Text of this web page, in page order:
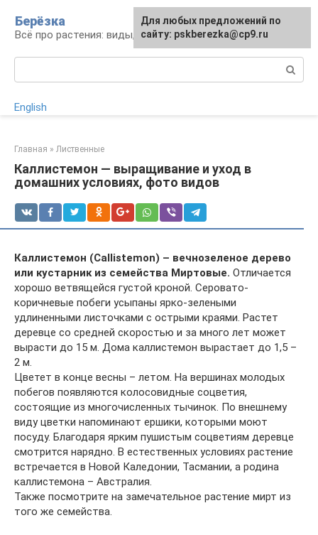
контенту
Берёзка
Всё про растения: виды, выращивание, уход
English
Главная » Лиственные
Каллистемон — выращивание и уход в
домашних условиях, фото видов
Каллистемон (Callistemon) – вечнозеленое дерево
или кустарник из семейства Миртовые. Отличается
хорошо ветвящейся густой кроной. Серовато-
коричневые побеги усыпаны ярко-зелеными
удлиненными листочками с острыми краями. Растет
деревце со средней скоростью и за много лет может
вырасти до 15 м. Дома каллистемон вырастает до 1,5 –
2 м.
Цветет в конце весны – летом. На вершинах молодых
побегов появляются колосовидные соцветия,
состоящие из многочисленных тычинок. По внешнему
виду цветки напоминают ершики, которыми моют
посуду. Благодаря ярким пушистым соцветиям деревце
смотрится нарядно. В естественных условиях растение
встречается в Новой Каледонии, Тасмании, а родина
каллистемона – Австралия.
Также посмотрите на замечательное растение мирт из
того же семейства.
Для любых предложений по
сайту: pskberezka@cp9.ru